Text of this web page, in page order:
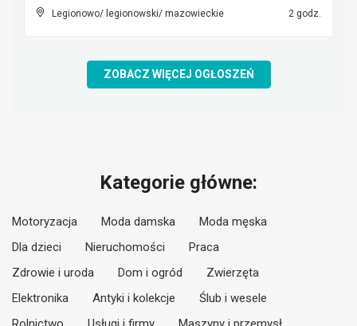
Legionowo/ legionowski/ mazowieckie 2 godz.
ZOBACZ WIĘCEJ OGŁOSZEŃ
Kategorie główne:
Motoryzacja Moda damska
Moda męska
Dla dzieci
Nieruchomości
Praca
Zdrowie i uroda
Dom i ogród
Zwierzęta
Elektronika
Antyki i kolekcje
Ślub i wesele